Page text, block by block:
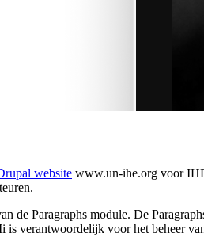
website ​www.un-ihe.org voor
de Paragraphs module. De
verantwoordelijk voor het beheer